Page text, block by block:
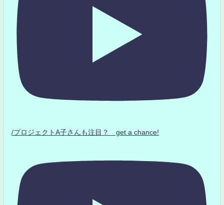
/プロジェクトA子さんも注目？ get a chance!